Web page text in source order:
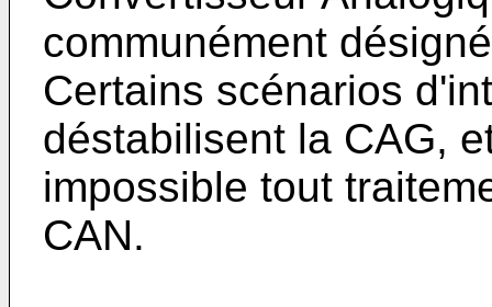
communément
Certains scénarios
déstabilisent la CAG,
impossible tout
CAN.